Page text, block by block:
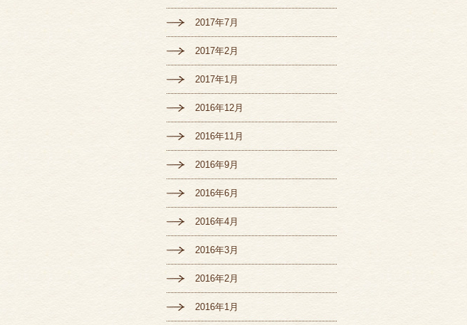
2017年7月
2017年2月
2017年1月
2016年12月
2016年11月
2016年9月
2016年6月
2016年4月
2016年3月
2016年2月
2016年1月